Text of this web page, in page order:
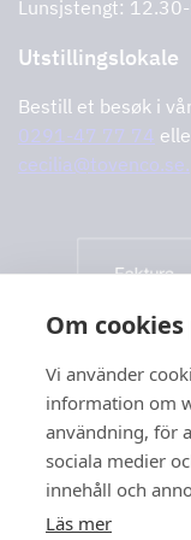
Om
Vi använder
information om
användning, för
sociala medier
innehåll och
Läs mer
Lunsjstengt:
Utstillingslokale
Bestill et besøk i
0291-47 77 74
cecilia@tovenco.se.